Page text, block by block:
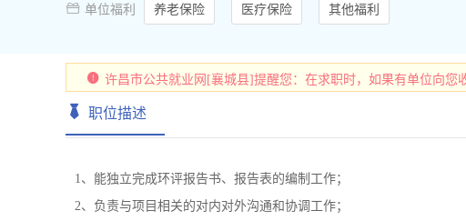
 单位福利 养老保险 医疗保险 其他福利
许昌市公共就业网[襄城县]提醒您：在求职时，如果有单位向您
职位描述
1、能独立完成环评报告书、报告表的编制工作；
2、负责与项目相关的对内对外沟通和协调工作；